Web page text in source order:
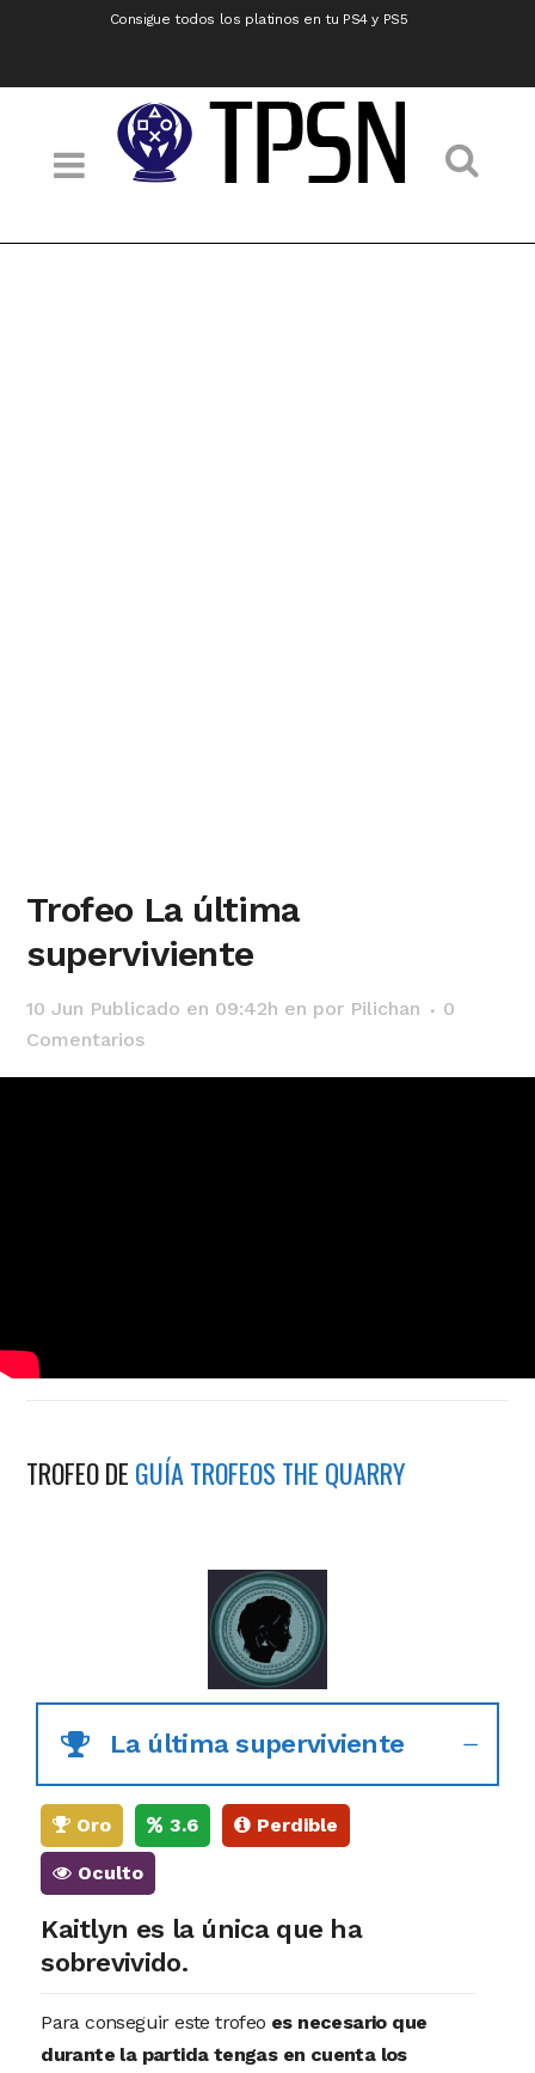
Consigue todos los platinos en tu PS4 y PS5
Trofeo La última
superviviente
10 Jun Publicado en 09:42h en por Pilichan
0
Comentarios
TROFEO DE GUÍA TROFEOS THE QUARRY
La última superviviente
Oro 3.6 Perdible
Oculto
Kaitlyn es la única que ha
sobrevivido.
Para conseguir este trofeo es necesario que
durante la partida tengas en cuenta los